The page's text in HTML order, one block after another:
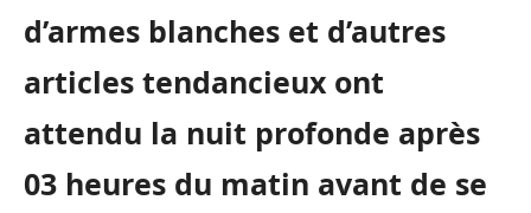
d’armes blanches et d’autres
articles tendancieux ont
attendu la nuit profonde après
03 heures du matin avant de se